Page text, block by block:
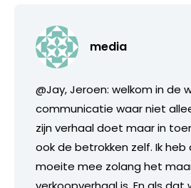
media
@Jay, Jeroen: welkom in de
communicatie waar niet
zijn verhaal doet maar in
ook de betrokken zelf. Ik
moeite mee zolang het